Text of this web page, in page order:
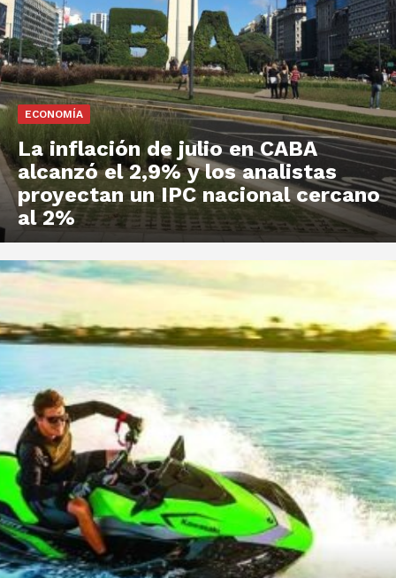
ECONOMÍA
La inflación de julio en CABA
alcanzó el 2,9% y los analistas
proyectan un IPC nacional cercano
al 2%